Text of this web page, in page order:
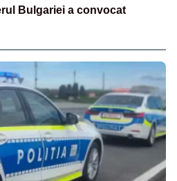
Bulgariei a convocat